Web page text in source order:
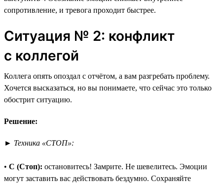
сопротивление, и тревога проходит быстрее.
Ситуация № 2: конфликт
с коллегой
Коллега опять опоздал с отчётом, а вам разгребать проблему.
Хочется высказаться, но вы понимаете, что сейчас это только
обострит ситуацию.
Решение:
► Техника «СТОП»:
• С (Стоп): остановитесь! Замрите. Не шевелитесь. Эмоции
могут заставить вас действовать бездумно. Сохраняйте